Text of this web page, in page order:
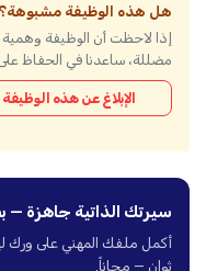
هل هذه الوظيفة مشبوهة؟
إذا لاحظت أن الوظيفة
مضللة، ساعدنا في الحفاظ
الإبلاغ عن هذه الوظيفة
سيرتك الذاتية جاهزة
أكمل ملفك المهني على ورك
ثوانٍ — مجاناً.